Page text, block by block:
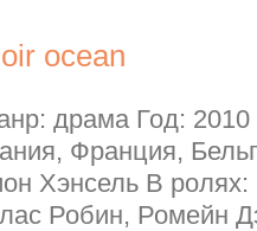
ocean
драма Год: 2010
Франция,
Хэнсель В
Робин, Ромейн